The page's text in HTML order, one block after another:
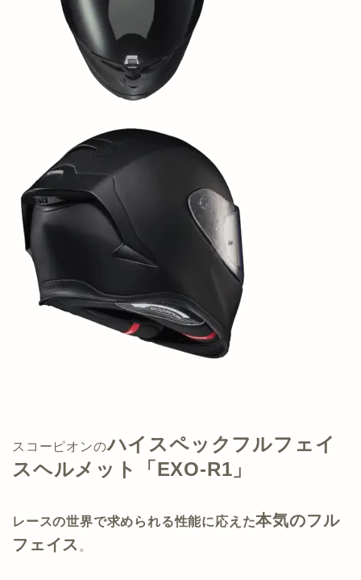
スコーピオンのハイスペックフルフェイ
スヘルメット「EXO-R1」
レースの世界で求められる性能に応えた本気のフル
フェイス 。